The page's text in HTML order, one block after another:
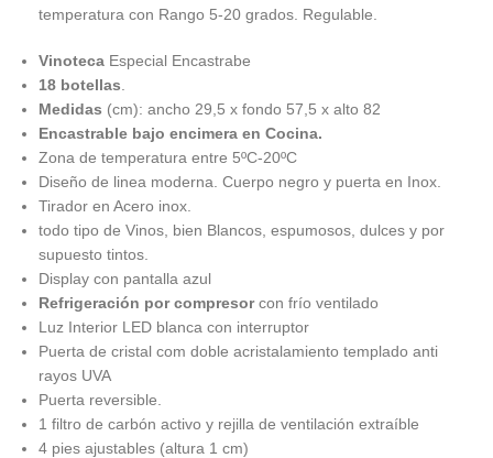
temperatura con Rango 5-20 grados. Regulable.
Vinoteca Especial Encastrabe
18 botellas
Medidas (cm): ancho 29,5 x fondo 57,5 x alto 82
Encastrable bajo encimera en Cocina.
Zona de temperatura entre 5ºC-20ºC
Diseño de linea moderna. Cuerpo negro y puerta en Inox.
Tirador en Acero inox.
todo tipo de Vinos, bien Blancos, espumosos, dulces y por
supuesto tintos.
Display con pantalla azul
Refrigeración por compresorcon frío ventilado
Luz Interior LED blanca con interruptor
Puerta de cristal com doble acristalamiento templado anti
rayos UVA
Puerta reversible.
1 filtro de carbón activo y rejilla de ventilación extraíble
4 pies ajustables (altura 1 cm)